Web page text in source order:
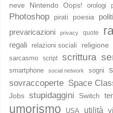
neve Nintendo Oops! orologi
Photoshop pirati poesia
prevaricazioni privacy quote
regali relazioni sociali religione
sarcasmo
script scrittura
smartphone social network sogni
sovraccoperte Space
Jobs stupidaggini Switch
umorismo USA utilità